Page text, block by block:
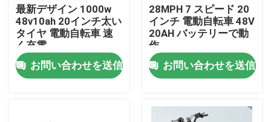
引用を要求しなさい
リッドスター電動自転車
最新デザイン 1000w
48v10ah 20インチ太い
タイヤ 電動自転車 速
く充電
お問い合わせを送信
28MPH 7 スピード 20
インチ 電動自転車 48V
20AH バッテリーで動
作
お問い合わせを送信